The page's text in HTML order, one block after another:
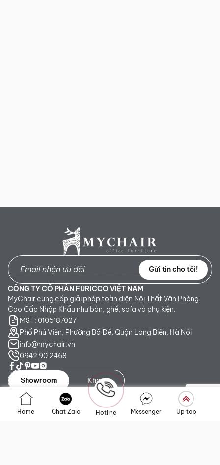
Gửi tin cho tôi!
CÔNG TY CỔ PHẦN FURICCO VIỆT NAM
MyChair cung cấp giải pháp toàn diện Nội Thất Văn Phòng
Cao Cấp Nhập Khẩu như bàn, ghế, sofa và phụ kiện.
MST: 0105187027
Phố Phú Viên, Phường Bồ Đề, Quận Long Biên, Hà Nội
info@mychair.vn
0942 90 2468
Showroom Kho
Showroom TP. HCM:
Số 345 - 347 Trần Phú, phường An
Home Chat Zalo Hotline Messenger Up top